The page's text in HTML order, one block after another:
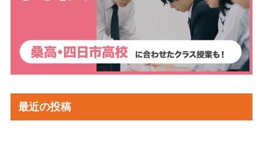
最近の投稿